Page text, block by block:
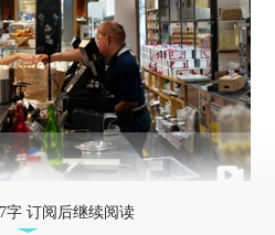
字 订阅后继续阅读